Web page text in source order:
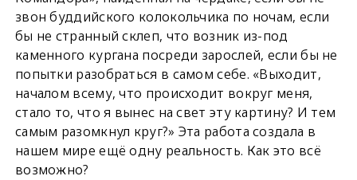
звон буддийского колокольчика по ночам, если
бы не странный склеп, что возник из-под
каменного кургана посреди зарослей, если бы не
попытки разобраться в самом себе. «Выходит,
началом всему, что происходит вокруг меня,
стало то, что я вынес на свет эту картину? И тем
самым разомкнул круг?» Эта работа создала в
нашем мире ещё одну реальность. Как это всё
возможно?